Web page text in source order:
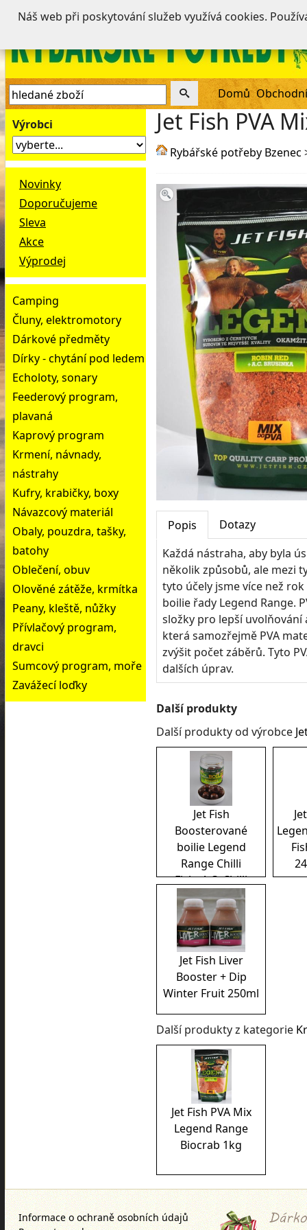
Domů
Výrobci
Novinky
Doporučujeme
Sleva
Akce
Výprodej
Camping
Čluny, elektromotory
Dárkové předměty
Dírky - chytání pod ledem
Echoloty, sonary
Feederový program,
plavaná
Kaprový program
Krmení, návnady,
nástrahy
Kufry, krabičky, boxy
Návazcový materiál
Obaly, pouzdra, tašky,
batohy
Oblečení, obuv
Olověné zátěže, krmítka
Peany, kleště, nůžky
Přívlačový program,
dravci
Sumcový program, moře
Zavážecí loďky
Jet Fish PVA
Rybářské potřeby Bzenec
Popis
Dotazy
Každá nástraha, aby byla
několik způsobů, ale mezi
tyto účely jsme více než
boilie řady Legend Range.
složky pro lepší
která samozřejmě PVA
zvýšit počet záběrů. Tyto
dalších úprav.
Další produkty
Další produkty od výrobce
Jet Fish
Boosterované
boilie Legend
Range Chilli
Fish+A.C. Chilli
20mm 120gr
Jet Fish Liver
Booster + Dip
Winter Fruit 250ml
Další produkty z kategorie
Jet Fish PVA Mix
Legend Range
Biocrab 1kg
Informace o ochraně osobních údajů
Náš web při poskytování služeb využívá cookies.